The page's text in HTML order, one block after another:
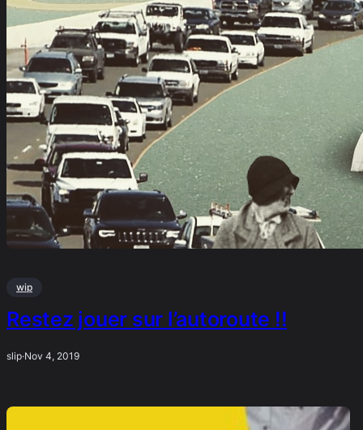
wip
Restez jouer sur l’autoroute !!
slip·Nov 4, 2019